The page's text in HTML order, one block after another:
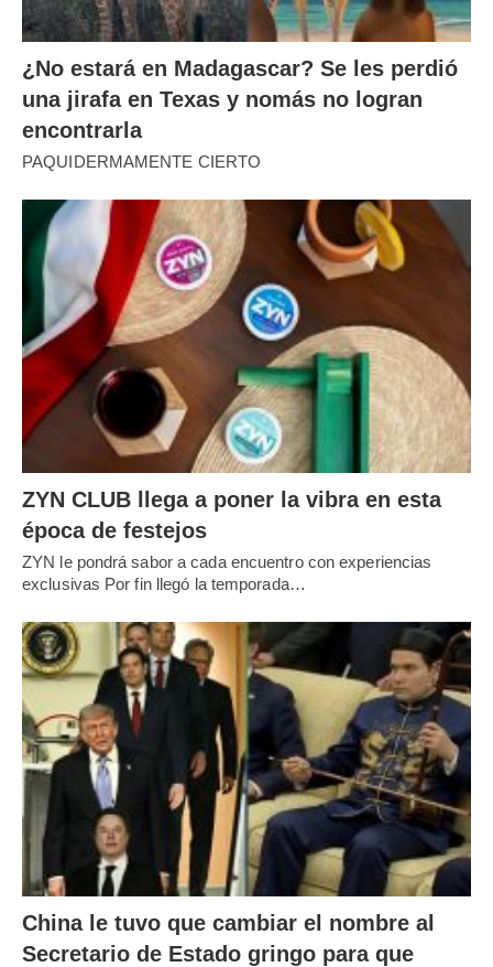
¿No estará en Madagascar? Se les perdió
una jirafa en Texas y nomás no logran
encontrarla
PAQUIDERMAMENTE CIERTO
ZYN CLUB llega a poner la vibra en esta
época de festejos
ZYN le pondrá sabor a cada encuentro con experiencias
exclusivas Por fin llegó la temporada…
China le tuvo que cambiar el nombre al
Secretario de Estado gringo para que